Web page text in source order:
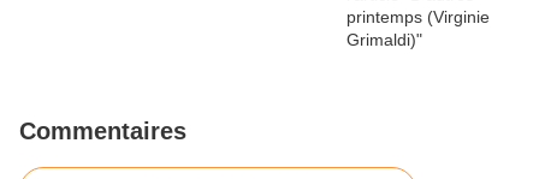
Commentaires